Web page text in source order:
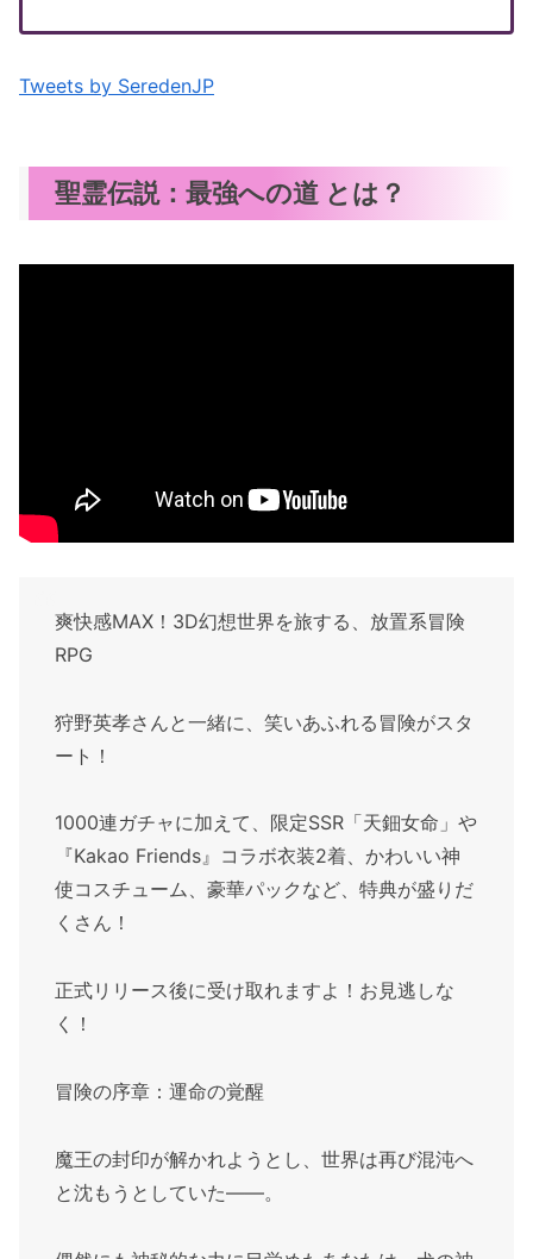
Tweets by SeredenJP
聖霊伝説：最強への道 とは？
爽快感MAX！3D幻想世界を旅する、放置系冒険
RPG
狩野英孝さんと一緒に、笑いあふれる冒険がスタ
ート！
1000連ガチャに加えて、限定SSR「天鈿女命」や
『Kakao Friends』コラボ衣装2着、かわいい神
使コスチューム、豪華パックなど、特典が盛りだ
くさん！
正式リリース後に受け取れますよ！お見逃しな
く！
冒険の序章：運命の覚醒
魔王の封印が解かれようとし、世界は再び混沌へ
と沈もうとしていた――。